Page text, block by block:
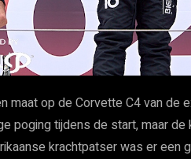
maat op de Corvette C4 van de
poging tijdens de start, maar
krachtpatser was er een